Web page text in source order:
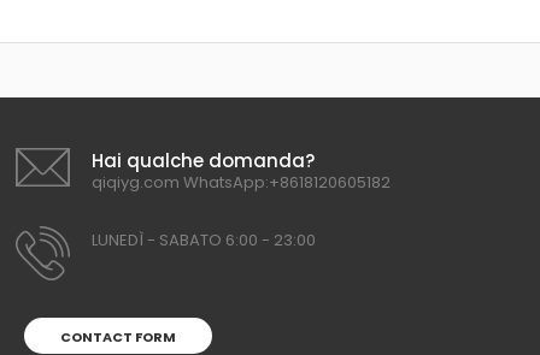
Hai qualche domanda?
qiqiyg.com WhatsApp:+8618120605182
LUNEDÌ - SABATO 6:00 - 23:00
CONTACT FORM